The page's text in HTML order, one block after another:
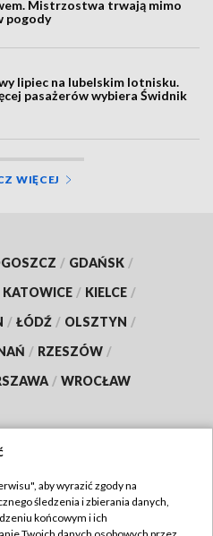
Mistrzostwa trwają mimo
pogody
lipiec na lubelskim lotnisku.
pasażerów wybiera Świdnik
WIĘCEJ
/ GDAŃSK /
KATOWICE / KIELCE /
/ ŁÓDŹ / OLSZTYN /
/ RZESZÓW /
/ WROCŁAW
TVP
aby wyrazić zgody na
śledzenia i zbierania danych,
końcowym i ich